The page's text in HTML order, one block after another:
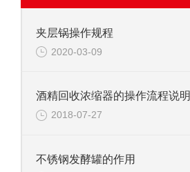
夹层锅操作规程
2020-03-09
酒精回收浓缩器的操作流程说明
2018-07-27
不锈钢发酵罐的作用